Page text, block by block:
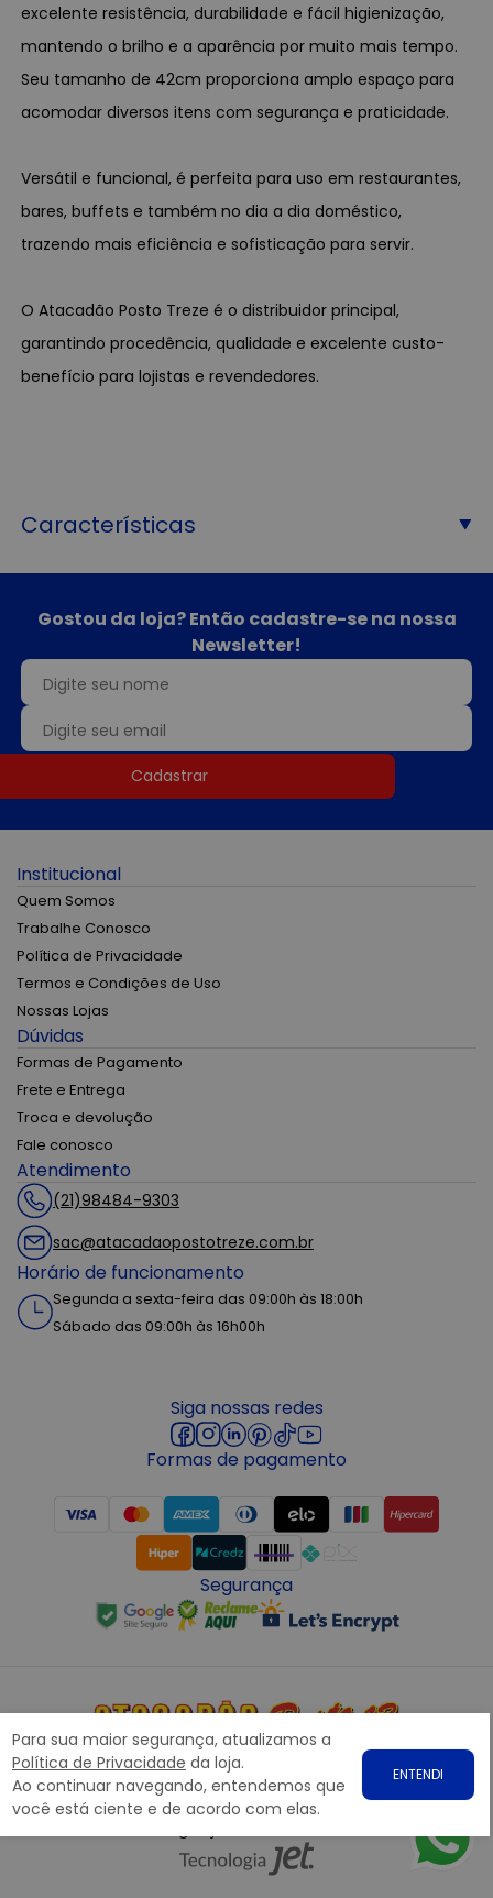
Para sua maior segurança, atualizamos a
Política de Privacidade da loja.
Ao continuar navegando, entendemos que
você está ciente e de acordo com elas.
ENTENDI
excelente resistência, durabilidade e fácil higienização,
mantendo o brilho e a aparência por muito mais tempo.
Seu tamanho de 42cm proporciona amplo espaço para
acomodar diversos itens com segurança e praticidade.
Versátil e funcional, é perfeita para uso em restaurantes,
bares, buffets e também no dia a dia doméstico,
trazendo mais eficiência e sofisticação para servir.
O Atacadão Posto Treze é o distribuidor principal,
garantindo procedência, qualidade e excelente custo-
benefício para lojistas e revendedores.
Características
Gostou da loja? Então cadastre-se na nossa
Newsletter!
Cadastrar
Institucional
Quem Somos
Trabalhe Conosco
Política de Privacidade
Termos e Condições de Uso
Nossas Lojas
Dúvidas
Formas de Pagamento
Frete e Entrega
Troca e devolução
Fale conosco
Atendimento
(21)98484-9303
sac@atacadaopostotreze.com.br
Horário de funcionamento
Segunda a sexta-feira das 09:00h às 18:00h
Sábado das 09:00h às 16h00h
Siga nossas redes
Formas de pagamento
Segurança
Copyright © 2022 ATACADÃO POSTO 13 - Todos os direitos
reservados. CNPJ: 15.360.767/0001-07
Rodovia Presidente Dutra, nº1258 Galpão 1268 – Bairro: Prata,